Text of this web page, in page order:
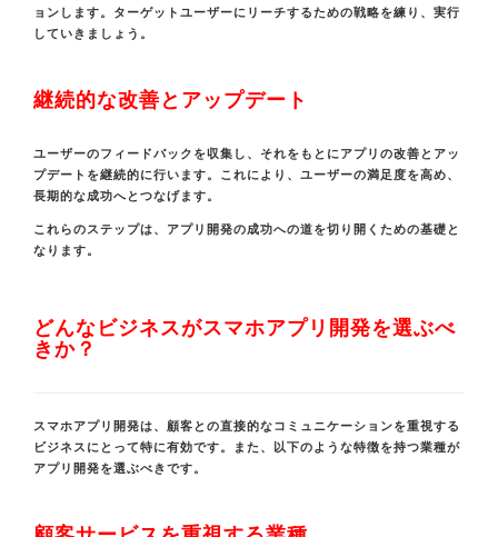
ョンします。ターゲットユーザーにリーチするための戦略を練り、実行
していきましょう。
継続的な改善とアップデート
ユーザーのフィードバックを収集し、それをもとにアプリの改善とアッ
プデートを継続的に行います。これにより、ユーザーの満足度を高め、
長期的な成功へとつなげます。
これらのステップは、アプリ開発の成功への道を切り開くための基礎と
なります。
どんなビジネスがスマホアプリ開発を選ぶべ
きか？
スマホアプリ開発は、顧客との直接的なコミュニケーションを重視する
ビジネスにとって特に有効です。また、以下のような特徴を持つ業種が
アプリ開発を選ぶべきです。